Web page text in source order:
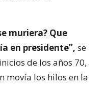
muriera? Que
en presidente”, se
de los años 70,
movía los hilos en la